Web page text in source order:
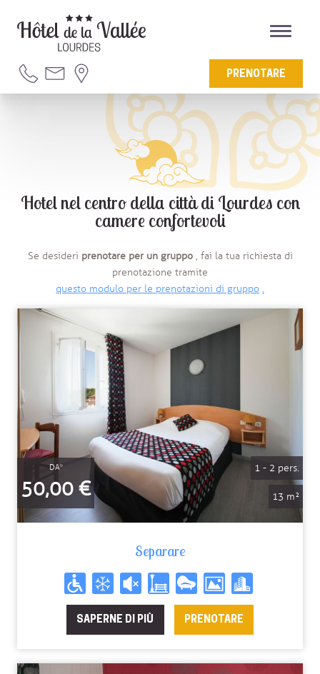
PRENOTARE
Hotel nel centro della città di Lourdes con
camere confortevoli
Se desideri prenotare per un gruppo, fai la tua richiesta di
prenotazione tramite
questo modulo per le prenotazioni di gruppo
1 - 2 pers.
13 m²
DA*
50,00 €
Separare
SAPERNE DI PIÙ PRENOTARE